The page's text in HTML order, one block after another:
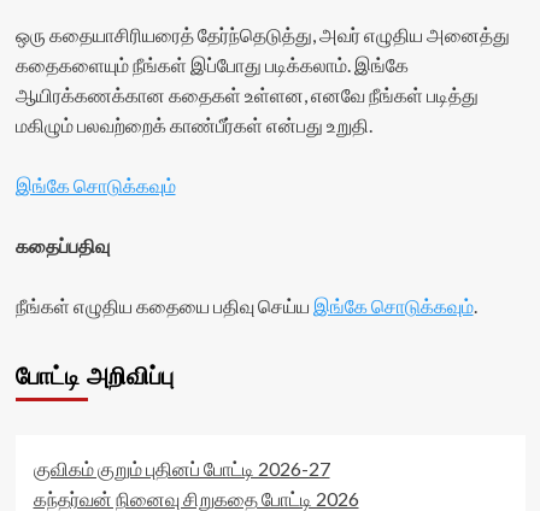
ஒரு கதையாசிரியரைத் தேர்ந்தெடுத்து, அவர் எழுதிய அனைத்து
கதைகளையும் நீங்கள் இப்போது படிக்கலாம். இங்கே
ஆயிரக்கணக்கான கதைகள் உள்ளன, எனவே நீங்கள் படித்து
மகிழும் பலவற்றைக் காண்பீர்கள் என்பது உறுதி.
இங்கே சொடுக்கவும்
கதைப்பதிவு
நீங்கள் எழுதிய கதையை பதிவு செய்ய இங்கே சொடுக்கவும்.
போட்டி அறிவிப்பு
குவிகம் குறும் புதினப் போட்டி 2026-27
கந்தர்வன் நினைவு சிறுகதை போட்டி 2026